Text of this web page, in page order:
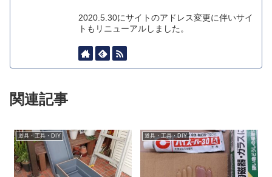
2020.5.30にサイトのアドレス変更に伴いサイ
トもリニューアルしました。
関連記事
道具・工具・DIY 道具・工具・DIY